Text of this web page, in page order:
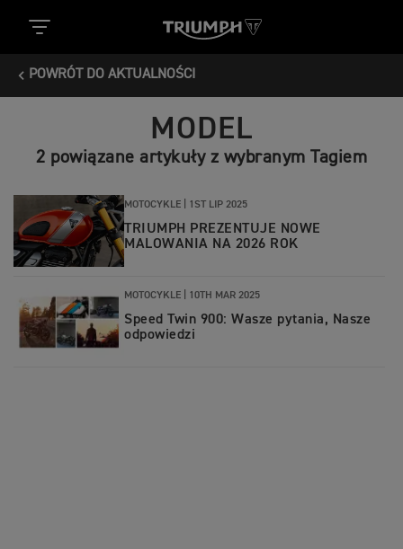
POWRÓT DO AKTUALNOŚCI
MODEL
2 powiązane artykuły z wybranym Tagiem
MOTOCYKLE | 1ST LIP 2025
TRIUMPH PREZENTUJE NOWE
MALOWANIA NA 2026 ROK
MOTOCYKLE | 10TH MAR 2025
Speed Twin 900: Wasze pytania, Nasze
odpowiedzi